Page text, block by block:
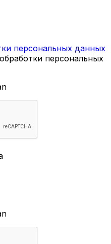
персональных данных
персональных